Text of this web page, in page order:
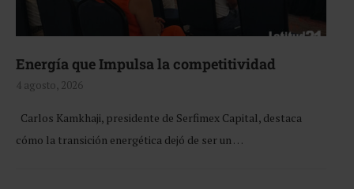
Energía que Impulsa la competitividad
4 agosto, 2026
Carlos Kamkhaji, presidente de Serfimex Capital, destaca
cómo la transición energética dejó de ser un …